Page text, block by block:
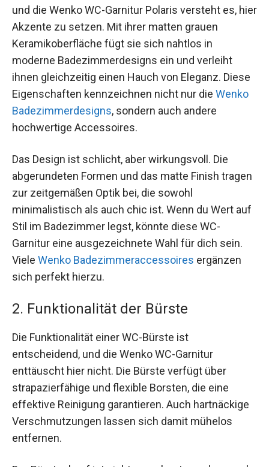
und die Wenko WC-Garnitur Polaris versteht es, hier
Akzente zu setzen. Mit ihrer matten grauen
Keramikoberfläche fügt sie sich nahtlos in
moderne Badezimmerdesigns ein und verleiht
ihnen gleichzeitig einen Hauch von Eleganz. Diese
Eigenschaften kennzeichnen nicht nur die Wenko
Badezimmerdesigns, sondern auch andere
hochwertige Accessoires.
Das Design ist schlicht, aber wirkungsvoll. Die
abgerundeten Formen und das matte Finish tragen
zur zeitgemäßen Optik bei, die sowohl
minimalistisch als auch chic ist. Wenn du Wert auf
Stil im Badezimmer legst, könnte diese WC-
Garnitur eine ausgezeichnete Wahl für dich sein.
Viele Wenko Badezimmeraccessoires ergänzen
sich perfekt hierzu.
2. Funktionalität der Bürste
Die Funktionalität einer WC-Bürste ist
entscheidend, und die Wenko WC-Garnitur
enttäuscht hier nicht. Die Bürste verfügt über
strapazierfähige und flexible Borsten, die eine
effektive Reinigung garantieren. Auch hartnäckige
Verschmutzungen lassen sich damit mühelos
entfernen.